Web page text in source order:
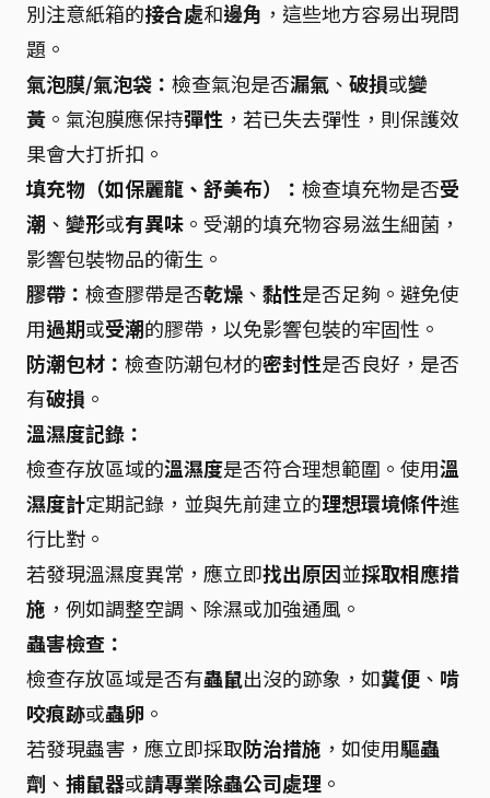
別注意紙箱的接合處和邊角 ，這些地方容易出現問
題。
氣泡膜/氣泡袋： 檢查氣泡是否漏氣 、 破損或變
黃 。氣泡膜應保持彈性 ，若已失去彈性，則保護效
果會大打折扣。
填充物（如保麗龍、舒美布）： 檢查填充物是否受
潮 、 變形或有異味 。受潮的填充物容易滋生細菌，
影響包裝物品的衛生。
膠帶： 檢查膠帶是否乾燥 、 黏性是否足夠。避免使
用過期或受潮的膠帶，以免影響包裝的牢固性。
防潮包材： 檢查防潮包材的密封性是否良好，是否
有破損 。
溫濕度記錄：
檢查存放區域的溫濕度是否符合理想範圍。使用溫
濕度計定期記錄，並與先前建立的理想環境條件進
行比對。
若發現溫濕度異常，應立即找出原因並採取相應措
施 ，例如調整空調、除濕或加強通風。
蟲害檢查：
檢查存放區域是否有蟲鼠出沒的跡象，如糞便 、 啃
咬痕跡或蟲卵 。
若發現蟲害，應立即採取防治措施 ，如使用驅蟲
劑 、 捕鼠器或請專業除蟲公司處理 。